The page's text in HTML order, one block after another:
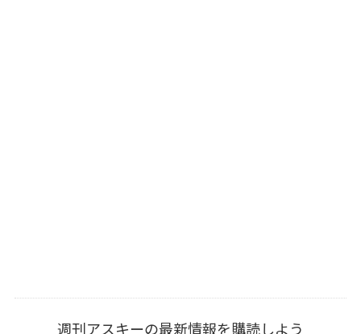
週刊アスキーの最新情報を購読しよう